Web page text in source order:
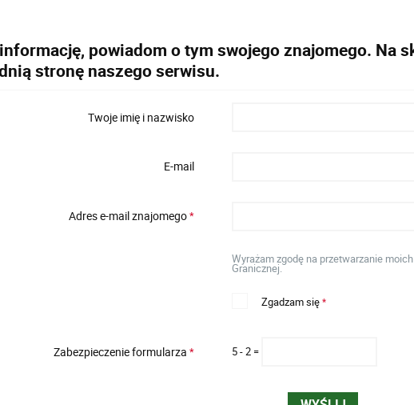
powiadom o tym swojego znajomego. Na
stronę naszego serwisu.
Twoje imię i nazwisko
E-mail
Adres e-mail znajomego*
Wyrażam zgodę na przetwarzanie
Granicznej.
Zgadzam się*
Zabezpieczenie formularza * 5 - 2 =